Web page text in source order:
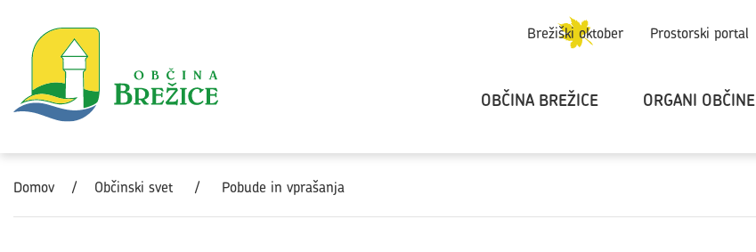
Brežiški oktober Prostorski portal
OBČINA BREŽICE ORGANI OBČINE
Domov / Občinski svet / Pobude in vprašanja